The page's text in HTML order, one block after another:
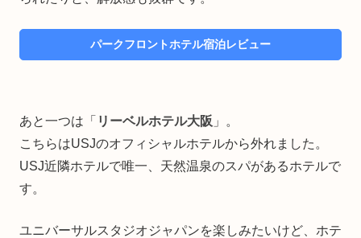
パークフロントホテル宿泊レビュー
あと一つは「 リーベルホテル大阪 」。
こちらはUSJのオフィシャルホテルから外れました。
USJ近隣ホテルで唯一、天然温泉のスパがあるホテルで
す。
ユニバーサルスタジオジャパンを楽しみたいけど、ホテ